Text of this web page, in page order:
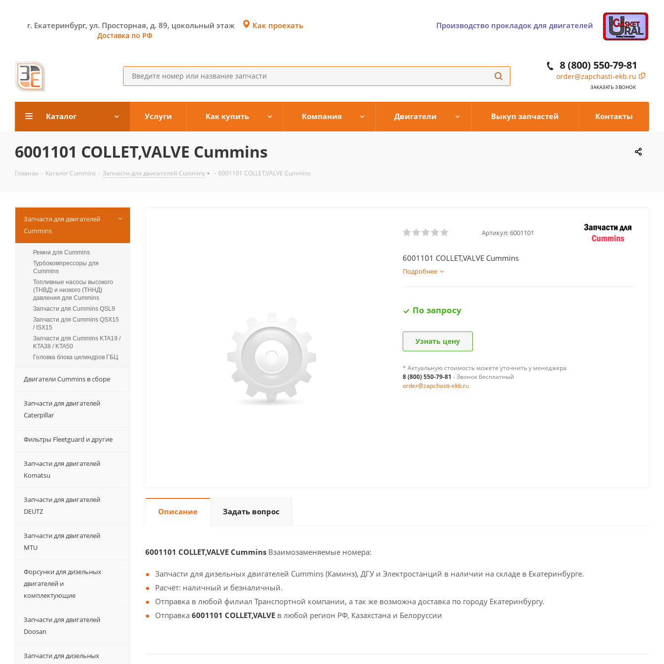
г. Екатеринбург, ул. Просторная, д. 89, цокольный этаж
Доставка по РФ
Как проехать Производство прокладок для двигателей
8 (800) 550-79-81
order@zapchasti-ekb.ru
ЗАКАЗАТЬ ЗВОНОК
Каталог Услуги Как купить Компания Двигатели Выкуп запчастей Контакты
6001101 COLLET,VALVE Cummins
Главная - Каталог Cummins - Запчасти для двигателей Cummins - 6001101 COLLET,VALVE Cummins
Артикул:6001101
6001101 COLLET,VALVE Cummins
Подробнее
По запросу
Узнать цену
* Актуальную стоимость можете уточнить у менеджера
8 (800) 550-79-81 - Звонок бесплатный
order@zapchasti-ekb.ru
Описание Задать вопрос
6001101 COLLET,VALVE Cummins Взаимозаменяемые номера:
Запчасти для дизельных двигателей Cummins (Каминз), ДГУ и Электростанций в наличии на складе в Екатеринбурге.
Расчёт: наличный и безналичный.
Отправка в любой филиал Транспортной компании, а так же возможна доставка по городу Екатеринбургу.
Отправка 6001101 COLLET,VALVE в любой регион РФ, Казахстана и Белоруссии
Запчасти для двигателей
Cummins
Ремни для Cummins
Турбокомпрессоры для
Сummins
Топливные насосы высокого
(ТНВД) и низкого (ТННД)
давления для Cummins
Запчасти для Cummins QSL9
Запчасти для Cummins QSX15
/ ISX15
Запчасти для Cummins KTA19 /
KTA38 / KTA50
Головка блока цилиндров ГБЦ
Двигатели Cummins в сборе
Запчасти для двигателей
Caterpillar
Фильтры Fleetguard и другие
Запчасти для двигателей
Komatsu
Запчасти для двигателей
DEUTZ
Запчасти для двигателей
MTU
Форсунки для дизельных
двигателей и
комплектующие
Запчасти для двигателей
Doosan
Запчасти для дизельных